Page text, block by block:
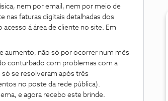
nem por email, nem por meio de
nas faturas digitais detalhadas dos
á área de cliente no site. Em
aumento, não só por ocorrer num mês
conturbado com problemas com a
só se resolveram após três
no poste da rede pública).
e agora recebo este brinde.